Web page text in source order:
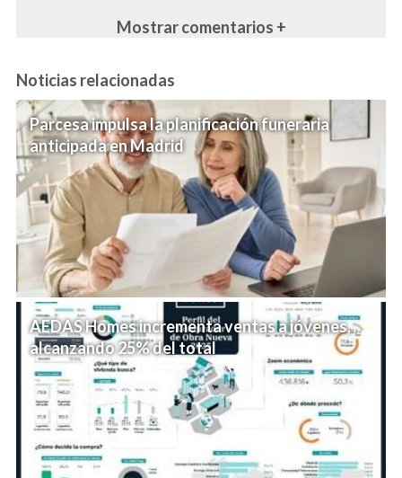
Mostrar comentarios +
Noticias relacionadas
Parcesa impulsa la planificación funeraria
anticipada en Madrid
AEDAS Homes incrementa ventas a jóvenes,
alcanzando 25% del total